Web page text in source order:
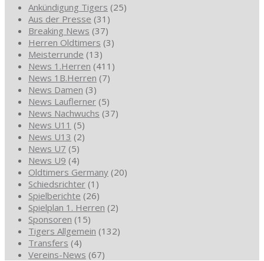
Ankündigung Tigers (25)
Aus der Presse (31)
Breaking News (37)
Herren Oldtimers (3)
Meisterrunde (13)
News 1.Herren (411)
News 1B.Herren (7)
News Damen (3)
News Lauflerner (5)
News Nachwuchs (37)
News U11 (5)
News U13 (2)
News U7 (5)
News U9 (4)
Oldtimers Germany (20)
Schiedsrichter (1)
Spielberichte (26)
Spielplan 1. Herren (2)
Sponsoren (15)
Tigers Allgemein (132)
Transfers (4)
Vereins-News (67)